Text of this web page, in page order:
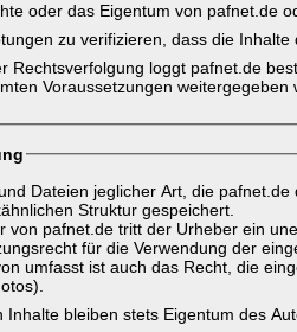
oder das Eigentum von pafnet.de
zu verifizieren, dass die
Rechtsverfolgung loggt pafnet.de
Voraussetzungen
Dateien jeglicher Art, die
Struktur gespeichert.
von pafnet.de tritt der Urheber ein
für die Verwendung der
umfasst ist auch das Recht, die
Inhalte bleiben stets Eigentum des